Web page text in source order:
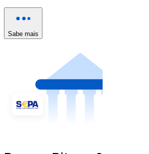
Sabe mais